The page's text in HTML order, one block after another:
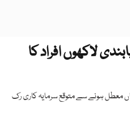
لاکھوں افراد کا
معطل ہونے سے متوقع سرمایہ کاری رک